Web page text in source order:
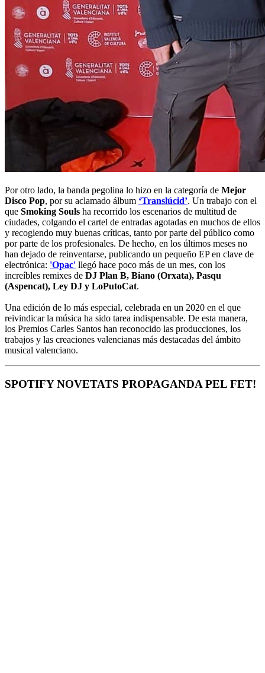
Por otro lado, la banda pegolina lo hizo en la categoría de Mejor
Disco Pop, por su aclamado álbum ‘Translúcid’. Un trabajo con el
que Smoking Souls ha recorrido los escenarios de multitud de
ciudades, colgando el cartel de entradas agotadas en muchos de ellos
y recogiendo muy buenas críticas, tanto por parte del público como
por parte de los profesionales. De hecho, en los últimos meses no
han dejado de reinventarse, publicando un pequeño EP en clave de
electrónica: 'Opac' llegó hace poco más de un mes, con los
increíbles remixes de DJ Plan B, Biano (Orxata), Pasqu
(Aspencat), Ley DJ y LoPutoCat.
Una edición de lo más especial, celebrada en un 2020 en el que
reivindicar la música ha sido tarea indispensable. De esta manera,
los Premios Carles Santos han reconocido las producciones, los
trabajos y las creaciones valencianas más destacadas del ámbito
musical valenciano.
SPOTIFY NOVETATS PROPAGANDA PEL FET!